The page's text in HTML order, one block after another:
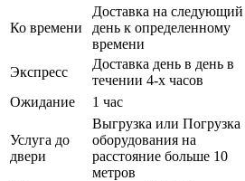
Ко времени
Доставка на следующий
день к определенному
времени
Экспресс
Доставка день в день в
течении 4-х часов
Ожидание
1 час
Услуга до
двери
Выгрузка или Погрузка
оборудования на
расстояние больше 10
метров